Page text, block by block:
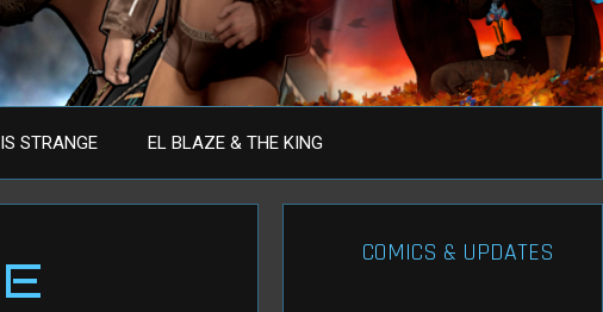
STRANGE EL BLAZE & THE KING
COMICS & UPDATES